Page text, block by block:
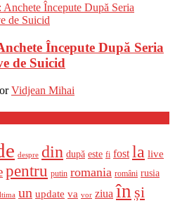
Începute După Seria
de Suicid
Vidjean Mihai
despre din după este fi fost la live
pentru putin romania români rusia
un update va vor ziua în și